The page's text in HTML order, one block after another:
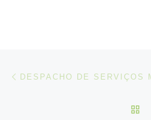
Post navigation